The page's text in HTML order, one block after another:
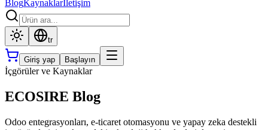
BlogKaynaklarİletişim
tr
Giriş yap Başlayın
İçgörüler ve Kaynaklar
ECOSIRE Blog
Odoo entegrasyonları, e-ticaret otomasyonu ve yapay zeka destekli